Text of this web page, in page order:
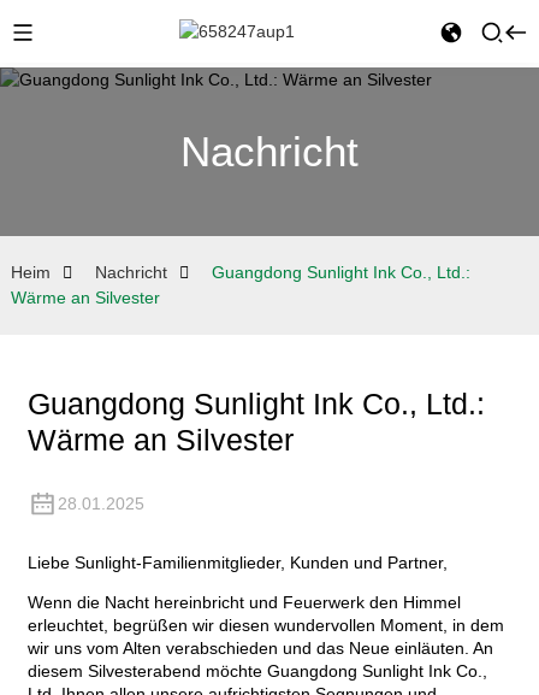
Nachricht
Heim Nachricht
Guangdong Sunlight Ink Co., Ltd.:
Wärme an Silvester
Guangdong Sunlight Ink Co., Ltd.:
Wärme an Silvester
28.01.2025
Liebe Sunlight-Familienmitglieder, Kunden und Partner,
Wenn die Nacht hereinbricht und Feuerwerk den Himmel
erleuchtet, begrüßen wir diesen wundervollen Moment, in dem
wir uns vom Alten verabschieden und das Neue einläuten. An
diesem Silvesterabend möchte Guangdong Sunlight Ink Co.,